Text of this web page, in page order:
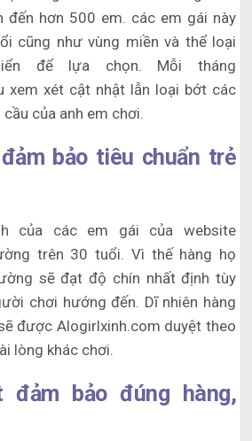
đến hơn 500 em. các em gái này
cũng như vùng miền và thể loại
để lựa chọn. Mỗi tháng
xem xét cật nhật lẫn loại bớt các
của anh em chơi.
bảo tiêu chuẩn trẻ
của các em gái của website
trên 30 tuổi. Vì thế hàng họ
sẽ đạt độ chín nhất định tùy
chơi hướng đến. Dĩ nhiên hàng
được Alogirlxinh.com duyệt theo
lòng khác chơi.
đảm bảo đúng hàng,